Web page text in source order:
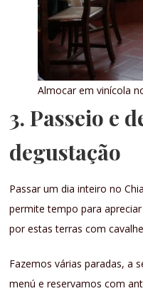
Almocar em vinícola
3. Passeio e
degustação
Passar um dia inteiro no
permite tempo para
por estas terras com
Fazemos várias paradas, a
menú e reservamos com